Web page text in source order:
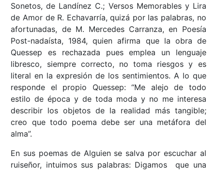
Sonetos, de Landínez C.; Versos Memorables y Lira
de Amor de R. Echavarría, quizá por las palabras, no
afortunadas, de M. Mercedes Carranza, en Poesía
Post-nadaísta, 1984, quien afirma que la obra de
Quessep es rechazada pues emplea un lenguaje
libresco, siempre correcto, no toma riesgos y es
literal en la expresión de los sentimientos. A lo que
responde el propio Quessep: “Me alejo de todo
estilo de época y de toda moda y no me interesa
describir los objetos de la realidad más tangible;
creo que todo poema debe ser una metáfora del
alma”.
En sus poemas de Alguien se salva por escuchar al
ruiseñor, intuimos sus palabras: Digamos que una